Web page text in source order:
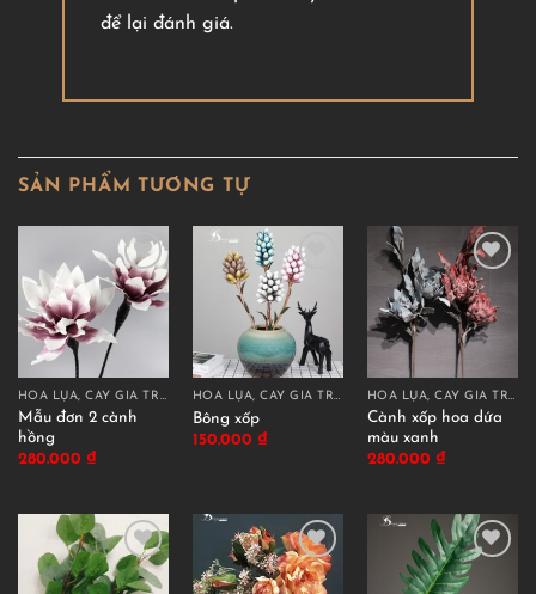
để lại đánh giá.
SẢN PHẨM TƯƠNG TỰ
HOA LỤA, CÂY GIẢ TRANG TRÍ CAO CẤP
Mẫu đơn 2 cành
hồng
280.000 ₫
HOA LỤA, CÂY GIẢ TRANG TRÍ CAO CẤP
Bông xốp
150.000 ₫
HOA LỤA, CÂY GIẢ TRANG TRÍ CAO CẤP
Cành xốp hoa dứa
màu xanh
280.000 ₫